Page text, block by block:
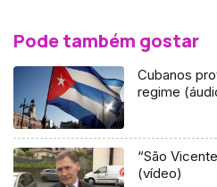
Pode também gostar
Cubanos
regime
“São
(vídeo)